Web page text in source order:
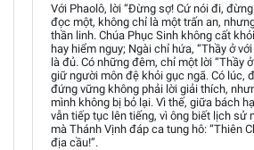
Với Phaolô, lời “Đừng sợ! Cứ nói đi,
đọc một, không chỉ là một trấn an,
thần linh. Chúa Phục Sinh không cất
hay hiểm nguy; Ngài chỉ hứa, “Thầy ở
là đủ. Có những đêm, chỉ một lời “Thầy
giữ người môn đệ khỏi gục ngã. Có lúc,
đứng vững không phải lời giải thích,
mình không bị bỏ lại. Vì thế, giữa bách
vẫn tiếp tục lên tiếng, vì ông biết lịch sử
mà Thánh Vịnh đáp ca tung hô: “Thiên
địa cầu!”.